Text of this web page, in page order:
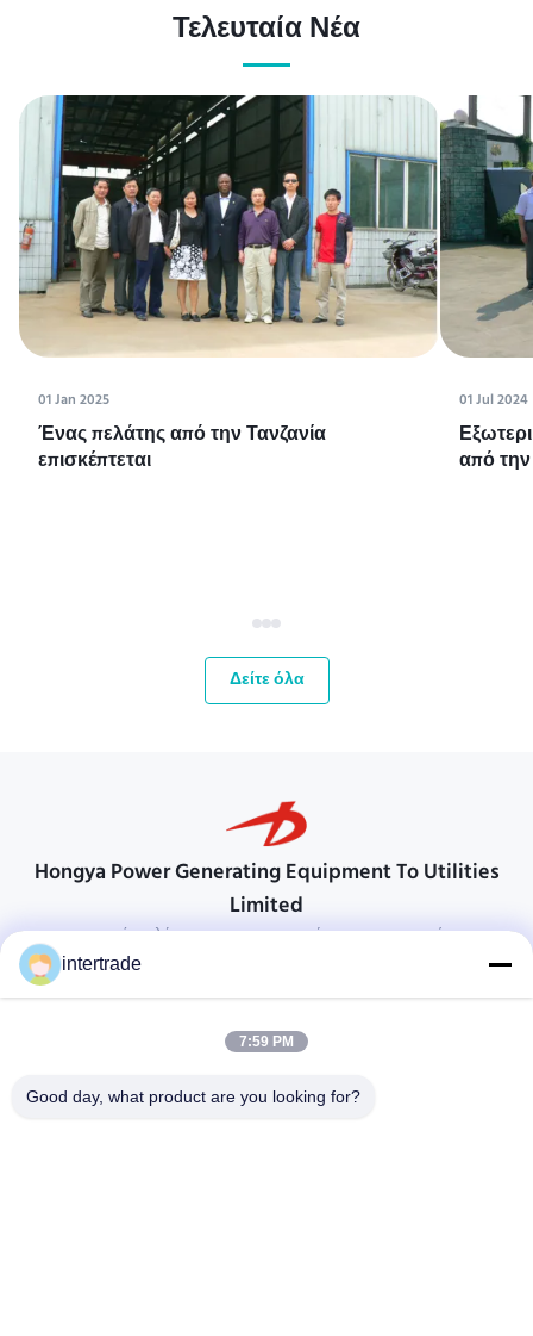
Τελευταία Νέα
01 Jan 2025
Ένας πελάτης από την Τανζανία
επισκέπτεται
01 Jul 2024
από
Δείτε όλα
Hongya Power Generating Equipment To Utilities
Limited
προσαρμοσμένες λύσεις για να ανταποκρίνονται στις απαιτήσεις των
Χωριό Anxi, πόλη Yuping, νομός Hongya, Κίνα
86-28-37561966-8:00
intertrade
7:59 PM
Good day, what product are you looking for?